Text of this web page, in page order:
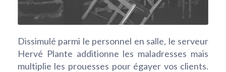
Dissimulé parmi le personnel en salle, le serveur
Hervé Plante additionne les maladresses mais
multiplie les prouesses pour égayer vos clients.